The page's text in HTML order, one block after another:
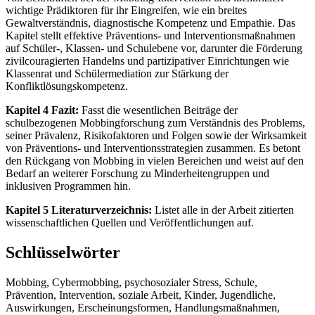
wichtige Prädiktoren für ihr Eingreifen, wie ein breites
Gewaltverständnis, diagnostische Kompetenz und Empathie. Das
Kapitel stellt effektive Präventions- und Interventionsmaßnahmen
auf Schüler-, Klassen- und Schulebene vor, darunter die Förderung
zivilcouragierten Handelns und partizipativer Einrichtungen wie
Klassenrat und Schülermediation zur Stärkung der
Konfliktlösungskompetenz.
Kapitel 4 Fazit: Fasst die wesentlichen Beiträge der
schulbezogenen Mobbingforschung zum Verständnis des Problems,
seiner Prävalenz, Risikofaktoren und Folgen sowie der Wirksamkeit
von Präventions- und Interventionsstrategien zusammen. Es betont
den Rückgang von Mobbing in vielen Bereichen und weist auf den
Bedarf an weiterer Forschung zu Minderheitengruppen und
inklusiven Programmen hin.
Kapitel 5 Literaturverzeichnis: Listet alle in der Arbeit zitierten
wissenschaftlichen Quellen und Veröffentlichungen auf.
Schlüsselwörter
Mobbing, Cybermobbing, psychosozialer Stress, Schule,
Prävention, Intervention, soziale Arbeit, Kinder, Jugendliche,
Auswirkungen, Erscheinungsformen, Handlungsmaßnahmen,